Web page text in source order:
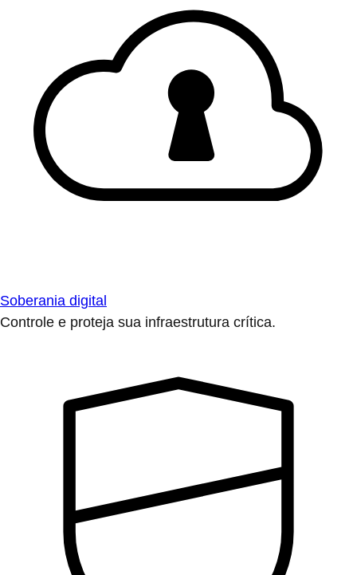
Soberania digital
Controle e proteja sua infraestrutura crítica.